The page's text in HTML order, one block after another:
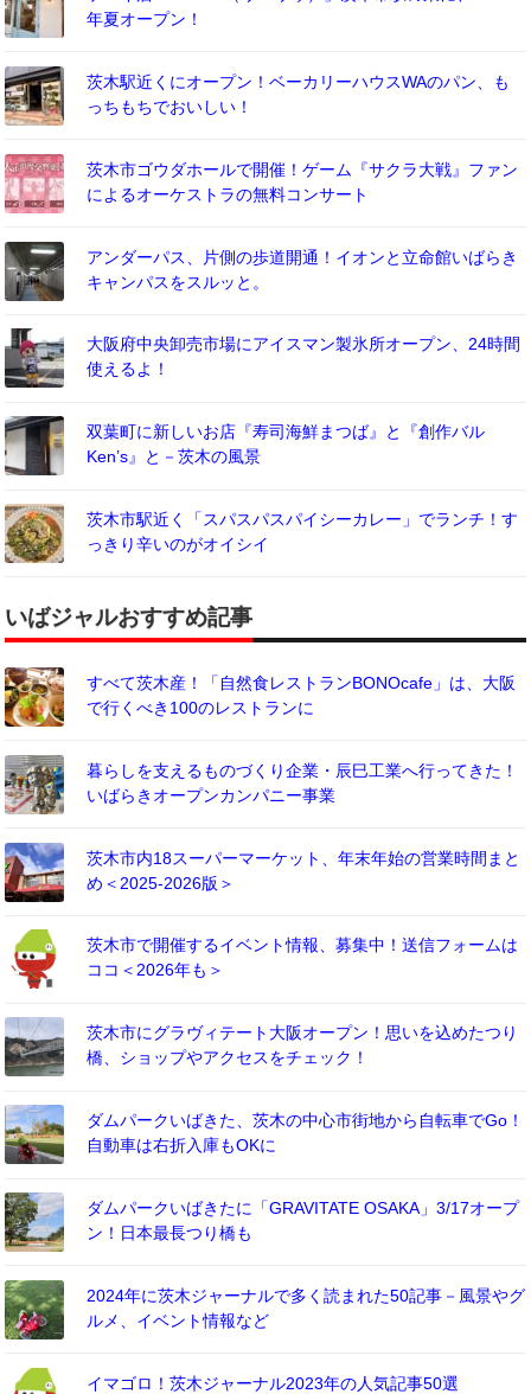
年夏オープン！
茨木駅近くにオープン！ベーカリーハウスWAのパン、も
っちもちでおいしい！
茨木市ゴウダホールで開催！ゲーム『サクラ大戦』ファン
によるオーケストラの無料コンサート
アンダーパス、片側の歩道開通！イオンと立命館いばらき
キャンパスをスルッと。
大阪府中央卸売市場にアイスマン製氷所オープン、24時間
使えるよ！
双葉町に新しいお店『寿司海鮮まつば』と『創作バル
Ken’s』と－茨木の風景
茨木市駅近く「スパスパスパイシーカレー」でランチ！す
っきり辛いのがオイシイ
いばジャルおすすめ記事
すべて茨木産！「自然食レストランBONOcafe」は、大阪
で行くべき100のレストランに
暮らしを支えるものづくり企業・辰巳工業へ行ってきた！
いばらきオープンカンパニー事業
茨木市内18スーパーマーケット、年末年始の営業時間まと
め＜2025-2026版＞
茨木市で開催するイベント情報、募集中！送信フォームは
ココ＜2026年も＞
茨木市にグラヴィテート大阪オープン！思いを込めたつり
橋、ショップやアクセスをチェック！
ダムパークいばきた、茨木の中心市街地から自転車でGo！
自動車は右折入庫もOKに
ダムパークいばきたに「GRAVITATE OSAKA」3/17オープ
ン！日本最長つり橋も
2024年に茨木ジャーナルで多く読まれた50記事－風景やグ
ルメ、イベント情報など
イマゴロ！茨木ジャーナル2023年の人気記事50選